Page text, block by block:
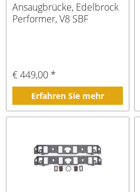
Ansaugbrücke, Edelbrock
Performer, V8 SBF
€ 449,00 *
Erfahren Sie mehr